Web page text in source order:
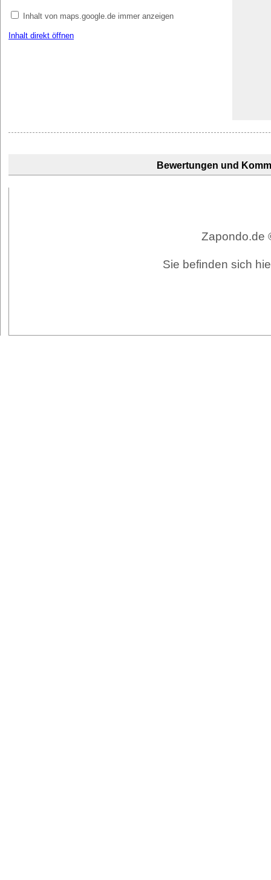
Inhalt von maps.google.de immer anzeigen
Inhalt direkt öffnen
Bewertungen und
Zapondo.de
Sie befinden sich